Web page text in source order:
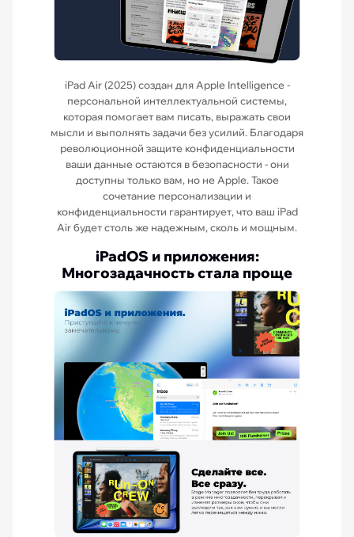
iPad Air (2025) создан для Apple Intelligence -
персональной интеллектуальной системы,
которая помогает вам писать, выражать свои
мысли и выполнять задачи без усилий. Благодаря
революционной защите конфиденциальности
ваши данные остаются в безопасности - они
доступны только вам, но не Apple. Такое
сочетание персонализации и
конфиденциальности гарантирует, что ваш iPad
Air будет столь же надежным, сколь и мощным.
iPadOS и приложения:
Многозадачность стала проще